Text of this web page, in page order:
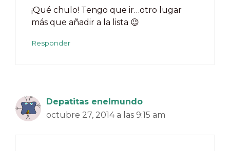
¡Qué chulo! Tengo que ir…otro lugar
más que añadir a la lista 😉
Responder
Depatitas enelmundo
octubre 27, 2014 a las 9:15 am